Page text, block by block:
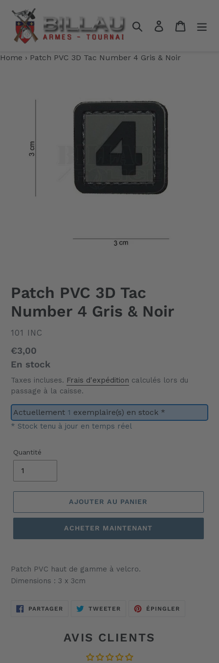
contenu
RechercherSe connecter
Panier
Home › Patch PVC 3D Tac Number 4 Gris & Noir
Patch PVC 3D Tac
Number 4 Gris & Noir
DISTRIBUTEUR
101 INC
Prix
normal
€3,00
En stock
Taxes incluses. Frais d'expédition calculés lors du
passage à la caisse.
Actuellement 1 exemplaire(s) en stock *
* Stock tenu à jour en temps réel
Quantité
AJOUTER AU PANIER
ACHETER MAINTENANT
à
panier
Patch PVC haut de gamme à velcro.
Dimensions : 3 x 3cm
PARTAGERPARTAGERTWEETER TWEETERÉPINGLER
AVIS CLIENTS